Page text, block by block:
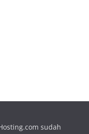
sudah